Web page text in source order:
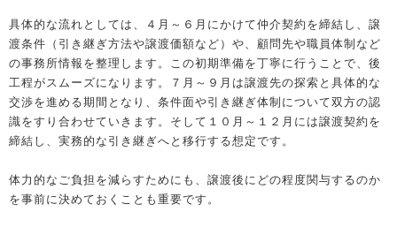
具体的な流れとしては、４月～６月にかけて仲介契約を締結し、譲
渡条件（引き継ぎ方法や譲渡価額など）や、顧問先や職員体制など
の事務所情報を整理します。この初期準備を丁寧に行うことで、後
工程がスムーズになります。７月～９月は譲渡先の探索と具体的な
交渉を進める期間となり、条件面や引き継ぎ体制について双方の認
識をすり合わせていきます。そして１０月～１２月には譲渡契約を
締結し、実務的な引き継ぎへと移行する想定です。
体力的なご負担を減らすためにも、譲渡後にどの程度関与するのか
を事前に決めておくことも重要です。